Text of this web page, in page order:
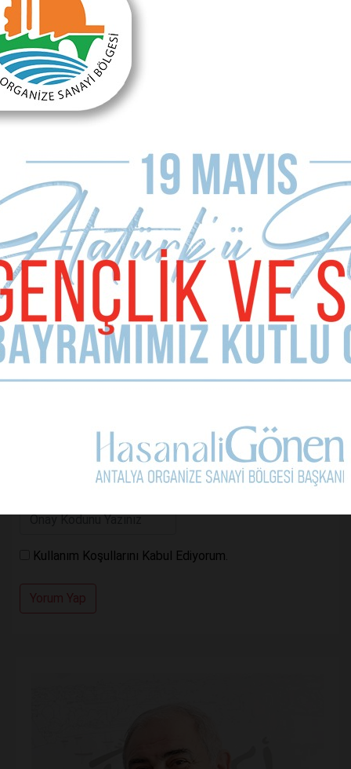
Önceki Makale
Biri onu durdursun!
MAKALE YORUMLARI
İsim Soyad
E-mail Adresiniz (zorunlu değil)
Telefon (zorunlu değil)
Yorumunuz
Kullanım Koşullarını Kabul Ediyorum.
Yorum Yap